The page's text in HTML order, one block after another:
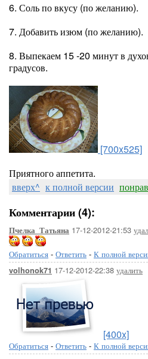
6. Соль по вкусу (по желанию).
7. Добавить изюм (по желанию).
8. Выпекаем 15 -20 минут в
градусов.
[700x525]
Приятного аппетита.
вверх^ к полной версии
Комментарии (4):
Пчелка_Татьяна 17-12-2012-21:53
Обратиться - Ответить - К полной
volhonok71 17-12-2012-22:38 удалить
[400x]
Обратиться - Ответить - К полной